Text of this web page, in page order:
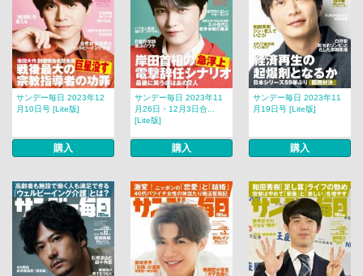
サンデー毎日 2023年12
月10日号 [Lite版]
購入
サンデー毎日 2023年11
月26日・12月3日合...
[Lite版]
購入
サンデー毎日 2023年11
月19日号 [Lite版]
購入